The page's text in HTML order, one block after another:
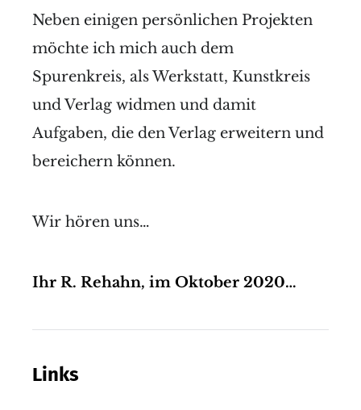
Neben einigen persönlichen Projekten
möchte ich mich auch dem
Spurenkreis, als Werkstatt, Kunstkreis
und Verlag widmen und damit
Aufgaben, die den Verlag erweitern und
bereichern können.
Wir hören uns…
Ihr R. Rehahn, im Oktober 2020…
Links